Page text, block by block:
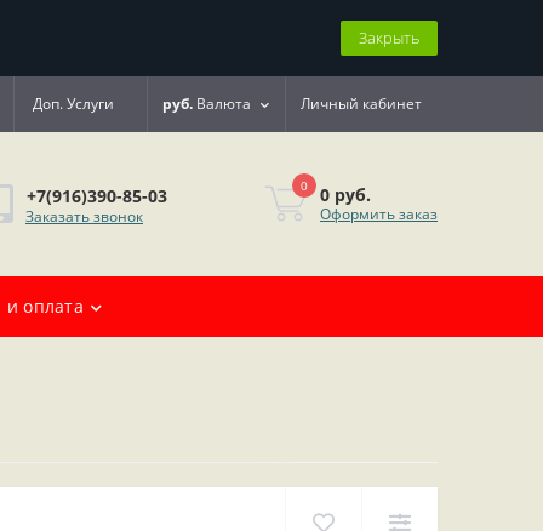
Закрыть
Доп. Услуги руб. Валюта Личный кабинет
+7(916)390-85-03
Заказать звонок
0 0 руб.
Оформить заказ
и оплата